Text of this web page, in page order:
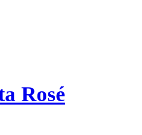
Rosé